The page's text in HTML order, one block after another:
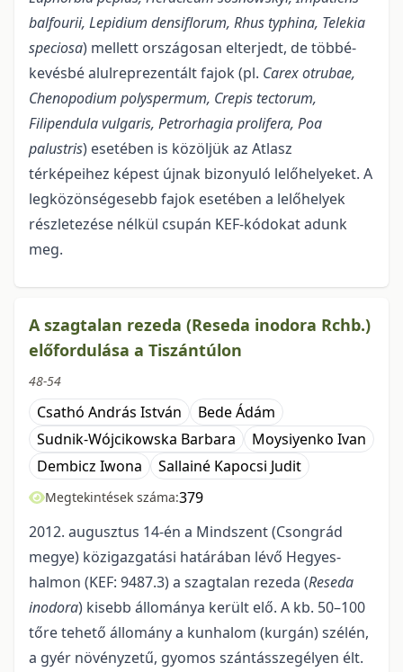
balfourii, Lepidium densiflorum, Rhus typhina, Telekia
speciosa) mellett országosan elterjedt, de többé-
kevésbé alulreprezentált fajok (pl. Carex otrubae,
Chenopodium polyspermum, Crepis tectorum,
Filipendula vulgaris, Petrorhagia prolifera, Poa
palustris) esetében is közöljük az Atlasz
térképeihez képest újnak bizonyuló lelőhelyeket. A
legközönségesebb fajok esetében a lelőhelyek
részletezése nélkül csupán KEF-kódokat adunk
meg.
A szagtalan rezeda (Reseda inodora Rchb.)
előfordulása a Tiszántúlon
48-54
Csathó András István
Bede Ádám
Sudnik-Wójcikowska Barbara
Moysiyenko Ivan
Dembicz Iwona
Sallainé Kapocsi Judit
Megtekintések száma:379
2012. augusztus 14-én a Mindszent (Csongrád
megye) közigazgatási határában lévő Hegyes-
halmon (KEF: 9487.3) a szagtalan rezeda (Reseda
inodora) kisebb állománya került elő. A kb. 50–100
tőre tehető állomány a kunhalom (kurgán) szélén,
a gyér növényzetű, gyomos szántásszegélyen élt.